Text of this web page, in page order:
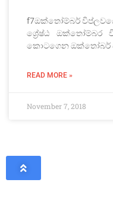
f7ඔක්තෝම්බර්
ශ්‍රේෂ්ඨ ඔක්තෝම්බර
කොටගෙන ඔක්තෝබර්
READ MORE »
November 7, 2018